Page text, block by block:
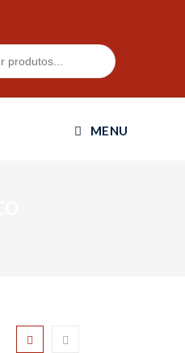
MENU